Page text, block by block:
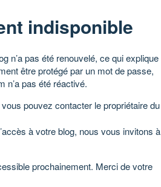
indisponible
n’a pas été renouvelé, ce qui explique
être protégé par un mot de passe,
n’a pas été réactivé.
pouvez contacter le propriétaire du
à votre blog, nous vous invitons à
prochainement. Merci de votre